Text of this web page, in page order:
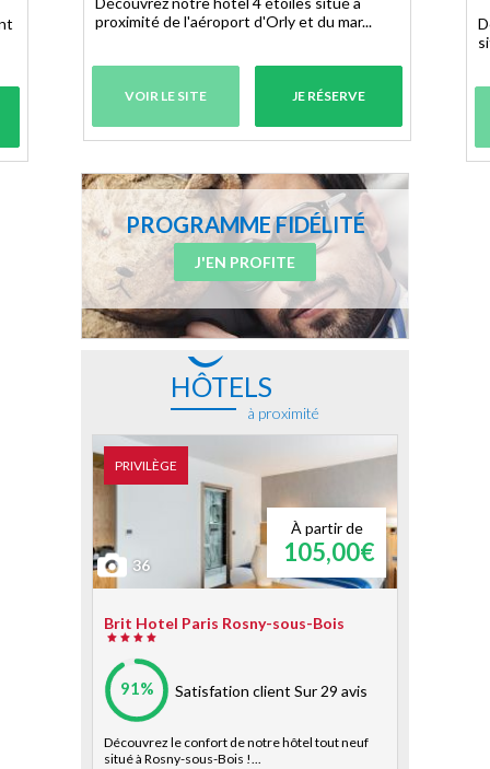
proximité de l'aéroport d'Orly et du mar...
VOIR LE SITE JE RÉSERVE
PROGRAMME FIDÉLITÉ
J'EN PROFITE
HÔTELS
à proximité
À partir de
105,00€
PRIVILÈGE
36
Brit Hotel Paris Rosny-sous-Bois
91% Satisfation client Sur 29 avis
Découvrez le confort de notre hôtel tout neuf
situé à Rosny-sous-Bois !...